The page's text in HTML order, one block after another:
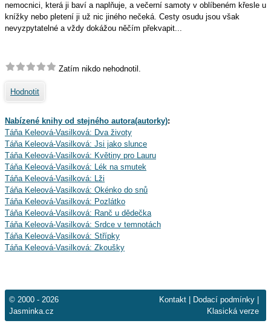
nemocnici, která ji baví a naplňuje, a večerní samoty v oblíbeném křesle u
knížky nebo pletení ji už nic jiného nečeká. Cesty osudu jsou však
nevyzpytatelné a vždy dokážou něčím překvapit...
Zatím nikdo nehodnotil.
Hodnotit
Nabízené knihy od stejného autora(autorky):
Táňa Keleová-Vasilková: Dva životy
Táňa Keleová-Vasilková: Jsi jako slunce
Táňa Keleová-Vasilková: Květiny pro Lauru
Táňa Keleová-Vasilková: Lék na smutek
Táňa Keleová-Vasilková: Lži
Táňa Keleová-Vasilková: Okénko do snů
Táňa Keleová-Vasilková: Pozlátko
Táňa Keleová-Vasilková: Ranč u dědečka
Táňa Keleová-Vasilková: Srdce v temnotách
Táňa Keleová-Vasilková: Střípky
Táňa Keleová-Vasilková: Zkoušky
© 2000 - 2026
Jasminka.cz
Kontakt Dodací podmínky